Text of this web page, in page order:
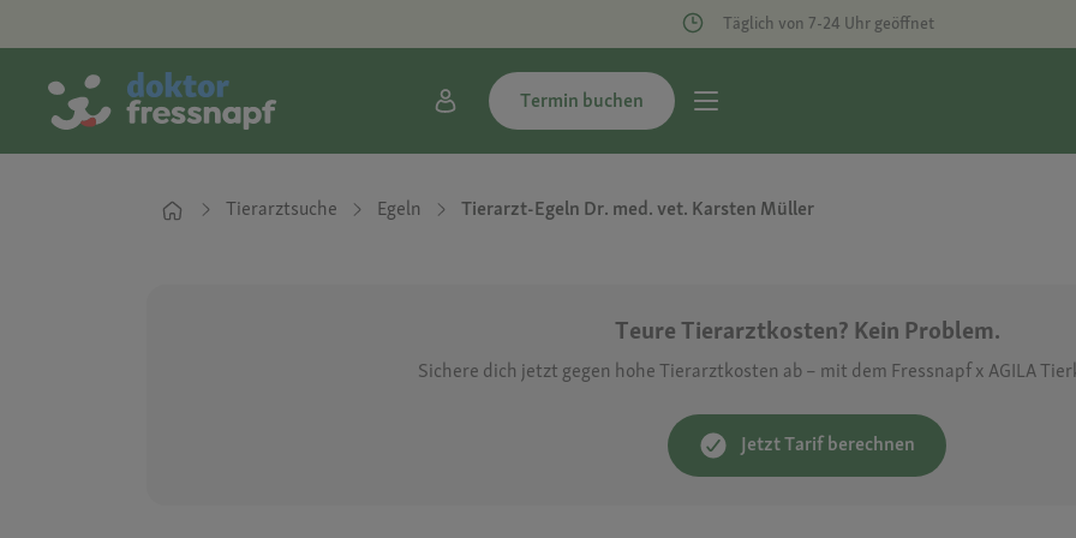
Täglich von 7-24 Uhr geöffnet
Termin buchen
Tierarztsuche Egeln Tierarzt-Egeln Dr. med. vet. Karsten Müller
Teure Tierarztkosten? Kein Problem.
Sichere dich jetzt gegen hohe Tierarztkosten ab – mit dem Fressnapf x AGILA
Jetzt Tarif berechnen